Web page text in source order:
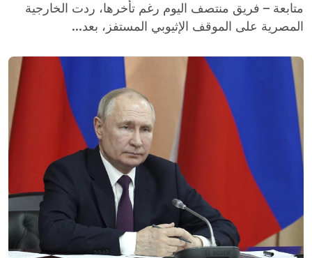
المصرية على الموقف الإثيوبي المستفز، بعد...